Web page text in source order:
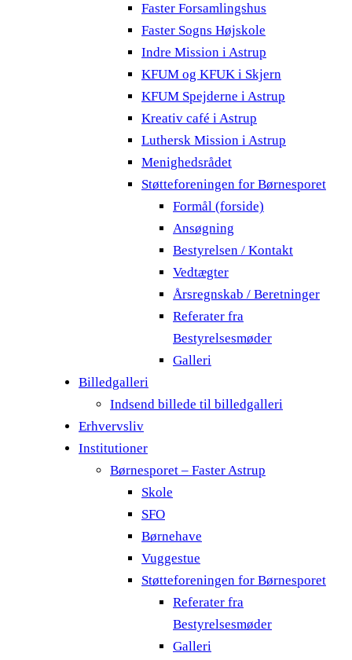
Faster Forsamlingshus
Faster Sogns Højskole
Indre Mission i Astrup
KFUM og KFUK i Skjern
KFUM Spejderne i Astrup
Kreativ café i Astrup
Luthersk Mission i Astrup
Menighedsrådet
Støtteforeningen for Børnesporet
Formål (forside)
Ansøgning
Bestyrelsen / Kontakt
Vedtægter
Årsregnskab / Beretninger
Referater fra
Bestyrelsesmøder
Galleri
Billedgalleri
Indsend billede til billedgalleri
Erhvervsliv
Institutioner
Børnesporet – Faster Astrup
Skole
SFO
Børnehave
Vuggestue
Støtteforeningen for Børnesporet
Referater fra
Bestyrelsesmøder
Galleri